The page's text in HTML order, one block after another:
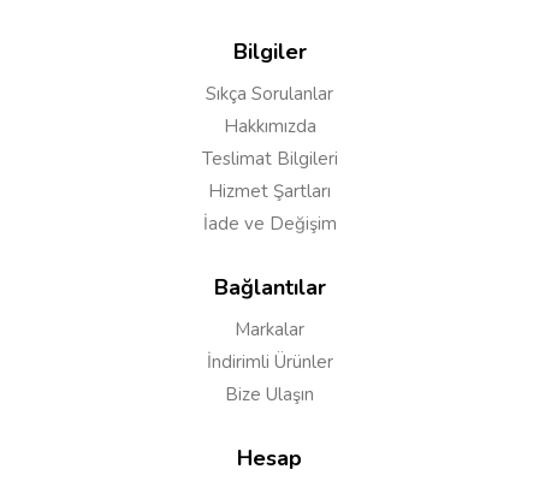
Bilgiler
Sıkça Sorulanlar
Hakkımızda
Teslimat Bilgileri
Hizmet Şartları
İade ve Değişim
Bağlantılar
Markalar
İndirimli Ürünler
Bize Ulaşın
Hesap